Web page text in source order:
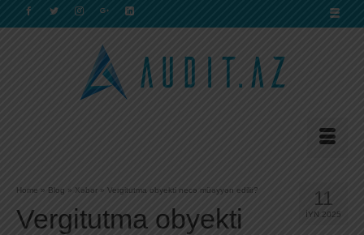
11
İYN 2025
Home » Blog » Xəbər » Vergitutma obyekti necə müəyyən edilir?
Vergitutma obyekti